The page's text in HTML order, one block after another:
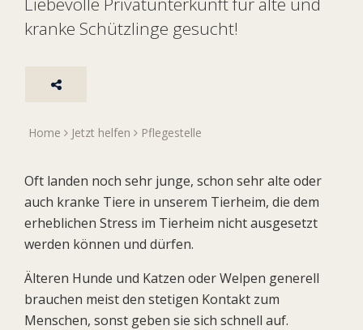
kranke Schützlinge gesucht!
Home Jetzt helfen Pflegestelle
Oft landen noch sehr junge, schon sehr alte oder
auch kranke Tiere in unserem Tierheim, die dem
erheblichen Stress im Tierheim nicht ausgesetzt
werden können und dürfen.
Älteren Hunde und Katzen oder Welpen generell
brauchen meist den stetigen Kontakt zum
Menschen, sonst geben sie sich schnell auf.